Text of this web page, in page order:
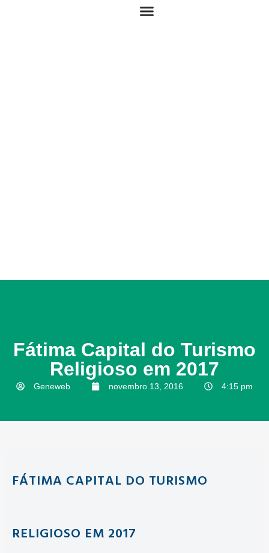
Fátima Capital do Turismo
Religioso em 2017
Geneweb novembro 13, 2016 4:15 pm
FÁTIMA CAPITAL DO TURISMO
RELIGIOSO EM 2017